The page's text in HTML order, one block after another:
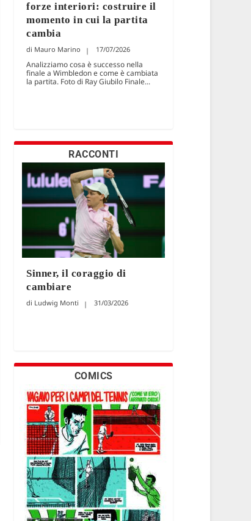
forze interiori: costruire il
momento in cui la partita
cambia
Mauro Marino 17/07/2026
Analizziamo cosa è successo nella
finale a Wimbledon e come è cambiata
la partita. Foto di Ray Giubilo Finale...
RACCONTI
Sinner, il coraggio di
cambiare
Ludwig Monti 31/03/2026
COMICS